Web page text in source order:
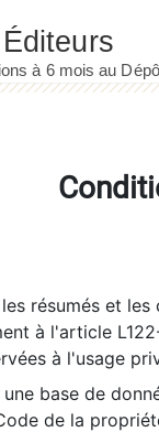
résumés et
à l'article
à l'usage
base de
de la